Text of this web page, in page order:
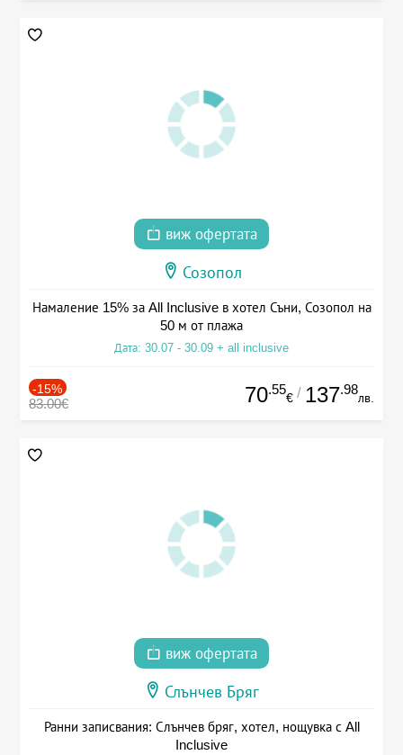
виж офертата
Созопол
Намаление 15% за All Inclusive в хотел Съни, Созопол на
50 м от плажа
Дата: 30.07 - 30.09 + all inclusive
-15%
83.00€ 70.55
€ / 137.98
лв.
виж офертата
Слънчев Бряг
Ранни записвания: Слънчев бряг, хотел, нощувка с All
Inclusive